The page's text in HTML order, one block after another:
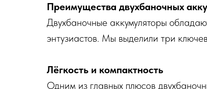
Преимущества двухбаночных
Двухбаночные аккумуляторы
энтузиастов. Мы выделили три
Лёгкость и компактность
Одним из главных плюсов